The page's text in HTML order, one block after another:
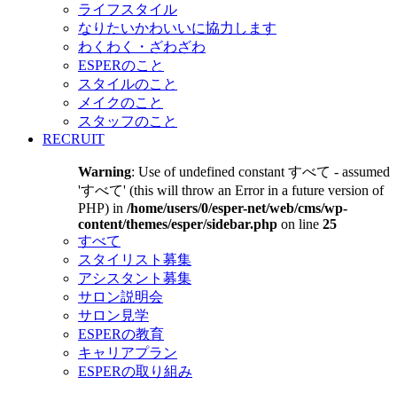
ライフスタイル
なりたいかわいいに協力します
わくわく・ざわざわ
ESPERのこと
スタイルのこと
メイクのこと
スタッフのこと
RECRUIT
Warning: Use of undefined constant すべて - assumed
'すべて' (this will throw an Error in a future version of
PHP) in /home/users/0/esper-net/web/cms/wp-
content/themes/esper/sidebar.php on line 25
すべて
スタイリスト募集
アシスタント募集
サロン説明会
サロン見学
ESPERの教育
キャリアプラン
ESPERの取り組み